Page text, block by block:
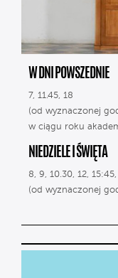
W DNI POWSZEDNIE
7, 11.45, 18
(od wyznaczonej
w ciągu roku
NIEDZIELE I ŚWIĘTA
8, 9, 10.30, 12,
(od wyznaczonej